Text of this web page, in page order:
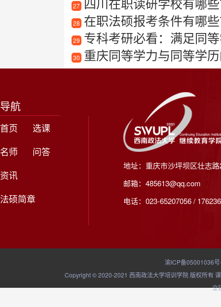
27
28 在职法硕报考条件有哪
29 专科考研必看：满足同
30 重庆同等学力与同等学
导航
首页
选课
名师
问答
资讯
法硕简章
地址：重庆市沙坪坝区壮志
邮箱：485613@qq.com
电话：023-65207056 /
渝ICP备05001036
Copyright © 2020-2021 西南政法大学培训学院 版权所有
立